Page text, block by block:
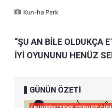
Kun-ha Park
“ŞU AN BİLE OLDUKÇA
İYİ OYUNUNU HENÜZ
GÜNÜN ÖZETİ